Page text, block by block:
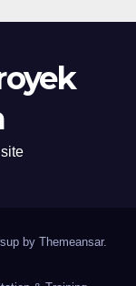
by Themeansar.